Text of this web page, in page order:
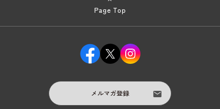
Page Top
メルマガ登録